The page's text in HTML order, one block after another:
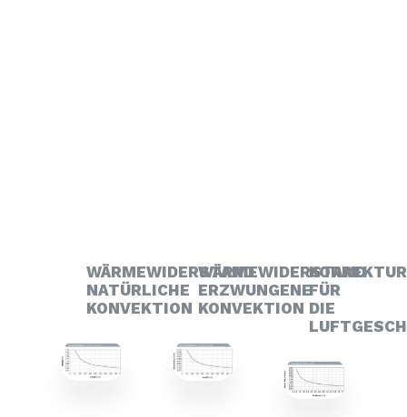
WÄRMEWIDERSTAND
NATÜRLICHE
KONVEKTION
WÄRMEWIDERSTAND
ERZWUNGENE
KONVEKTION
FÜR
DIE